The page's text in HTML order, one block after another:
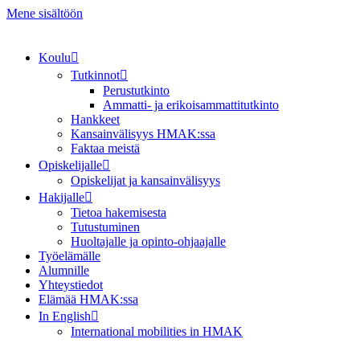
Mene sisältöön
Koulu
Tutkinnot
Perustutkinto
Ammatti- ja erikoisammattitutkinto
Hankkeet
Kansainvälisyys HMAK:ssa
Faktaa meistä
Opiskelijalle
Opiskelijat ja kansainvälisyys
Hakijalle
Tietoa hakemisesta
Tutustuminen
Huoltajalle ja opinto-ohjaajalle
Työelämälle
Alumnille
Yhteystiedot
Elämää HMAK:ssa
In English
International mobilities in HMAK